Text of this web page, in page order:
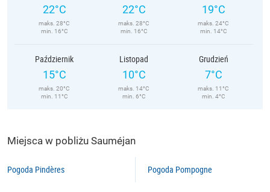
22°C
maks. 28°C
min. 16°C
22°C
maks. 28°C
min. 16°C
19°C
maks. 24°C
min. 14°C
Październik
15°C
maks. 20°C
min. 11°C
Listopad
10°C
maks. 14°C
min. 6°C
Grudzień
7°C
maks. 11°C
min. 4°C
Miejsca w pobliżu Sauméjan
Pogoda Pindères Pogoda Pompogne